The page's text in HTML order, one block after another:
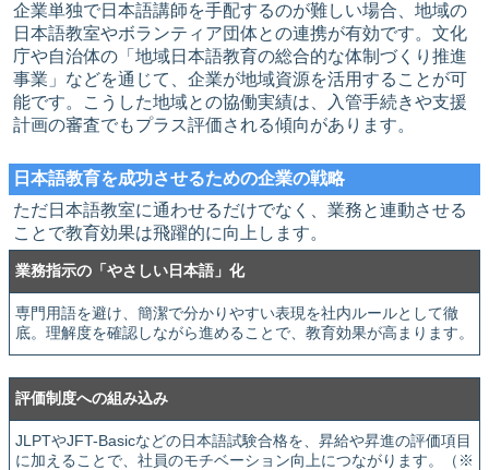
企業単独で日本語講師を手配するのが難しい場合、地域の
日本語教室やボランティア団体との連携が有効です。文化
庁や自治体の「地域日本語教育の総合的な体制づくり推進
事業」などを通じて、企業が地域資源を活用することが可
能です。こうした地域との協働実績は、入管手続きや支援
計画の審査でもプラス評価される傾向があります。
日本語教育を成功させるための企業の戦略
ただ日本語教室に通わせるだけでなく、業務と連動させる
ことで教育効果は飛躍的に向上します。
業務指示の「やさしい日本語」化
専門用語を避け、簡潔で分かりやすい表現を社内ルールとして徹
底。理解度を確認しながら進めることで、教育効果が高まります。
評価制度への組み込み
JLPTやJFT-Basicなどの日本語試験合格を、昇給や昇進の評価項目
に加えることで、社員のモチベーション向上につながります。（※